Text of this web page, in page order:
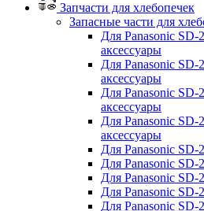
Запчасти для хлебопечек
Запасные части для
Для Panasonic SD-
аксессуары
Для Panasonic SD-
аксессуары
Для Panasonic SD-
аксессуары
Для Panasonic SD-
аксессуары
Для Panasonic SD-
Для Panasonic SD-
Для Panasonic SD-
Для Panasonic SD-
Для Panasonic SD-